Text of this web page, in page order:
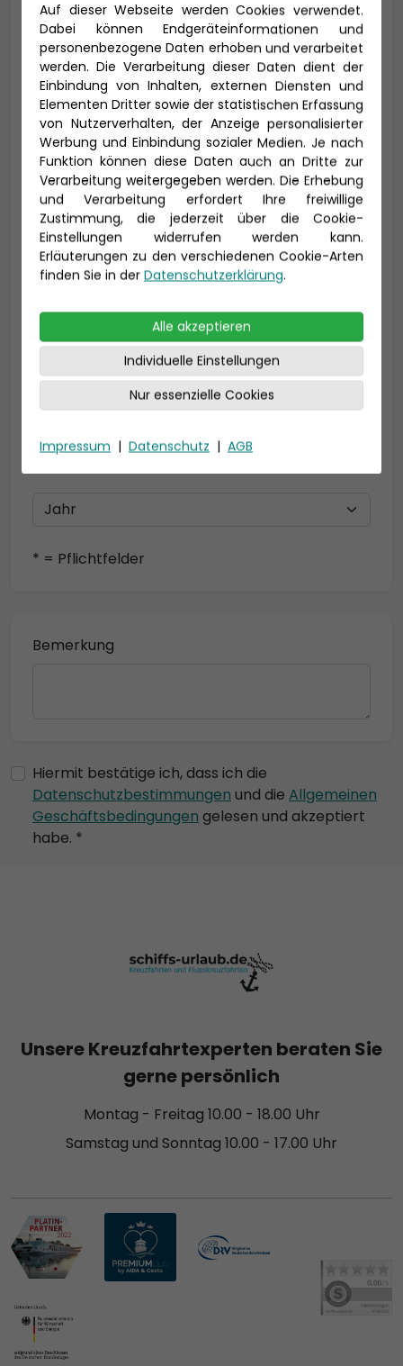
Titel
Vorname * Nachname *
E-Mail *
Telefon *
Geburtsdatum
* = Pflichtfelder
Bemerkung
Hiermit bestätige ich, dass ich die
Datenschutzbestimmungen und die Allgemeinen
Geschäftsbedingungen gelesen und akzeptiert
habe. *
Auf dieser Webseite werden Cookies verwendet.
Dabei können Endgeräteinformationen und
personenbezogene Daten erhoben und verarbeitet
werden. Die Verarbeitung dieser Daten dient der
Einbindung von Inhalten, externen Diensten und
Elementen Dritter sowie der statistischen Erfassung
von Nutzerverhalten, der Anzeige personalisierter
Werbung und Einbindung sozialer Medien. Je nach
Funktion können diese Daten auch an Dritte zur
Verarbeitung weitergegeben werden. Die Erhebung
und Verarbeitung erfordert Ihre freiwillige
Zustimmung, die jederzeit über die Cookie-
Einstellungen widerrufen werden kann.
Erläuterungen zu den verschiedenen Cookie-Arten
finden Sie in der Datenschutzerklärung.
Alle akzeptieren
Individuelle Einstellungen
Nur essenzielle Cookies
Impressum | Datenschutz | AGB
Unsere Kreuzfahrtexperten beraten Sie
gerne persönlich
Montag - Freitag 10.00 - 18.00 Uhr
Samstag und Sonntag 10.00 - 17.00 Uhr